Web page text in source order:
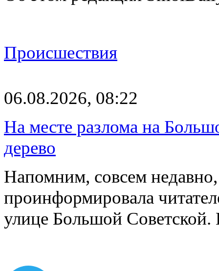
Происшествия
06.08.2026, 08:22
На месте разлома на
дерево
Напомним, совсем
проинформировала
улице Большой Советской.